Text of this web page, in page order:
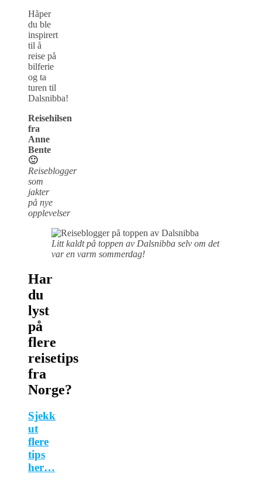
Håper
du ble
inspirert
til å
reise på
bilferie
og ta
turen til
Dalsnibba!
Reisehilsen
fra
Anne
Bente
🙂
Reiseblogger
som
jakter
på nye
opplevelser
Litt kaldt på toppen av Dalsnibba selv om det
var en varm sommerdag!
Har
du
lyst
på
flere
reisetips
fra
Norge?
Sjekk
ut
flere
tips
her…